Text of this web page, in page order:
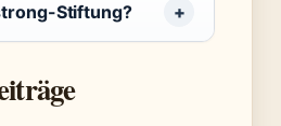
Stiftung?